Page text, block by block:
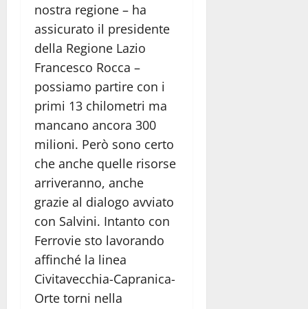
nostra regione – ha
assicurato il presidente
della Regione Lazio
Francesco Rocca –
possiamo partire con i
primi 13 chilometri ma
mancano ancora 300
milioni. Però sono certo
che anche quelle risorse
arriveranno, anche
grazie al dialogo avviato
con Salvini. Intanto con
Ferrovie sto lavorando
affinché la linea
Civitavecchia-Capranica-
Orte torni nella